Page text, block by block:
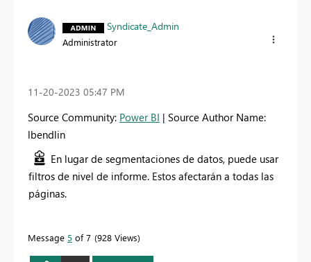
Syndicate_Admin
Administrator
‎11-20-2023 05:47 PM
Source Community: Power BI | Source Author Name:
lbendlin
En lugar de segmentaciones de datos, puede usar
filtros de nivel de informe. Estos afectarán a todas las
páginas.
Message 5 of 7 928 Views